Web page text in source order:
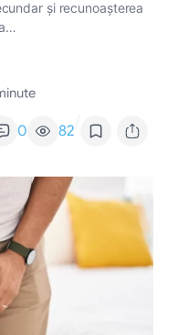
și recunoașterea
0 82